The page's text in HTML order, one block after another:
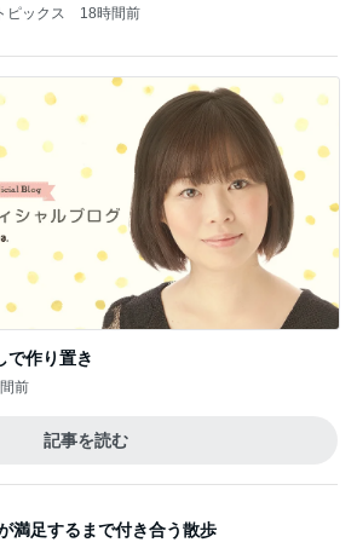
ピックス 18時間前
で作り置き
前
記事を読む
満足するまで付き合う散歩